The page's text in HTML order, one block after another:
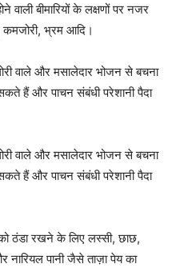
बीमारियों के लक्षणों पर नजर
कमजोरी, भ्रम आदि।
वाले और मसालेदार भोजन से बचना
हैं और पाचन संबंधी परेशानी पैदा
वाले और मसालेदार भोजन से बचना
हैं और पाचन संबंधी परेशानी पैदा
ठंडा रखने के लिए लस्सी, छाछ,
नारियल पानी जैसे ताज़ा पेय का